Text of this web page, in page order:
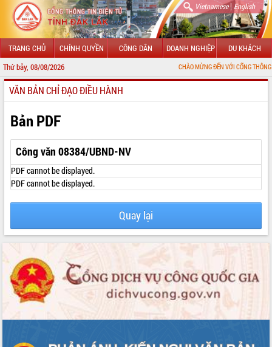
Vietnamese| English
TRANG CHỦ CHÍNH QUYỀN CÔNG DÂN DOANH NGHIỆP DU KHÁCH
Thứ bảy, 08/08/2026 CHÀO MỪNG ĐẾN VỚI CỔNG THÔNG TIN ĐIỆN
GIỚI THIỆU
LÃNH ĐẠO UBND TỈNH
TIN TỨC SỰ KIỆN
SỞ, BAN, NGÀNH
UBND CÁC XÃ, PHƯỜNG
HỆ THỐNG VĂN BẢN
VĂN BẢN HĐND TỈNH
ĐIỂM TIN VĂN BẢN
QUY HOẠCH - KẾ HOẠCH
VĂN BẢN CHỈ ĐẠO ĐIỀU HÀNH
Bản PDF
Công văn 08384/UBND-NV
PDF cannot be displayed.
PDF cannot be displayed.
Quay lại